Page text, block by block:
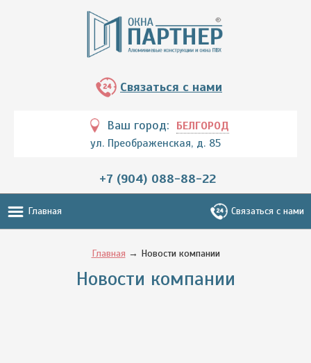
Связаться с нами
Ваш город: БЕЛГОРОД
ул. Преображенская, д. 85
+7 (904) 088-88-22
Главная Связаться с нами
Главная → Новости компании
Новости компании